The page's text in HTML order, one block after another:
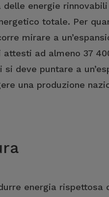
energie
totale. Per
mirare a
ad almeno 37
deve puntare a
una produzione
energia rispettosa